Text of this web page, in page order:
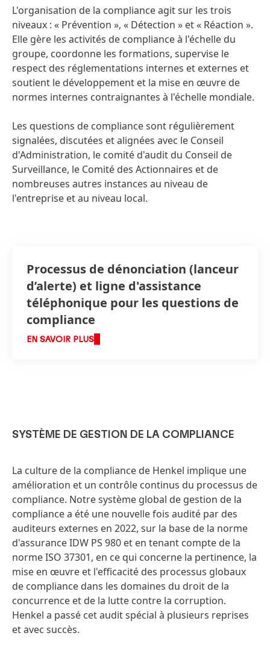
L'organisation de la compliance agit sur les trois
niveaux : « Prévention », « Détection » et « Réaction ».
Elle gère les activités de compliance à l'échelle du
groupe, coordonne les formations, supervise le
respect des réglementations internes et externes et
soutient le développement et la mise en œuvre de
normes internes contraignantes à l'échelle mondiale.
Les questions de compliance sont régulièrement
signalées, discutées et alignées avec le Conseil
d'Administration, le comité d'audit du Conseil de
Surveillance, le Comité des Actionnaires et de
nombreuses autres instances au niveau de
l'entreprise et au niveau local.
Processus de dénonciation (lanceur
d’alerte) et ligne d'assistance
téléphonique pour les questions de
compliance
EN SAVOIR PLUS
SYSTÈME DE GESTION DE LA COMPLIANCE
La culture de la compliance de Henkel implique une
amélioration et un contrôle continus du processus de
compliance. Notre système global de gestion de la
compliance a été une nouvelle fois audité par des
auditeurs externes en 2022, sur la base de la norme
d'assurance IDW PS 980 et en tenant compte de la
norme ISO 37301, en ce qui concerne la pertinence, la
mise en œuvre et l'efficacité des processus globaux
de compliance dans les domaines du droit de la
concurrence et de la lutte contre la corruption.
Henkel a passé cet audit spécial à plusieurs reprises
et avec succès.